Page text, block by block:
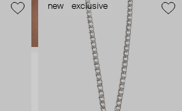
new exclusive